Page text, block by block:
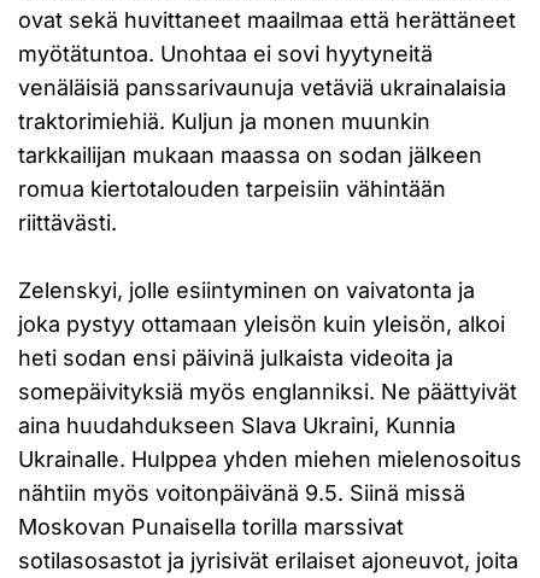
ovat sekä huvittaneet maailmaa että herättäneet
myötätuntoa. Unohtaa ei sovi hyytyneitä
venäläisiä panssarivaunuja vetäviä ukrainalaisia
traktorimiehiä. Kuljun ja monen muunkin
tarkkailijan mukaan maassa on sodan jälkeen
romua kiertotalouden tarpeisiin vähintään
riittävästi.
Zelenskyi, jolle esiintyminen on vaivatonta ja
joka pystyy ottamaan yleisön kuin yleisön, alkoi
heti sodan ensi päivinä julkaista videoita ja
somepäivityksiä myös englanniksi. Ne päättyivät
aina huudahdukseen Slava Ukraini, Kunnia
Ukrainalle. Hulppea yhden miehen mielenosoitus
nähtiin myös voitonpäivänä 9.5. Siinä missä
Moskovan Punaisella torilla marssivat
sotilasosastot ja jyrisivät erilaiset ajoneuvot, joita